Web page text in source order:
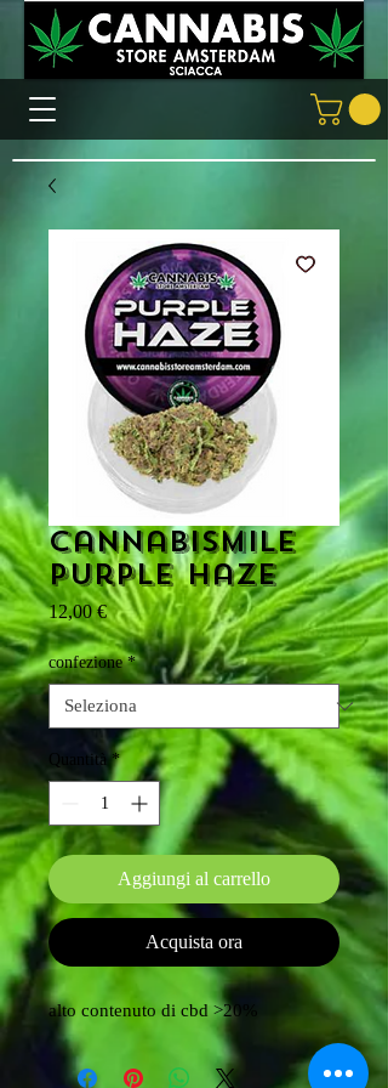
Cannabismile
Purple Haze
12,00 €Prezzo
confezione *
Quantità *
Aggiungi al carrello
Acquista ora
alto contenuto di cbd >20%